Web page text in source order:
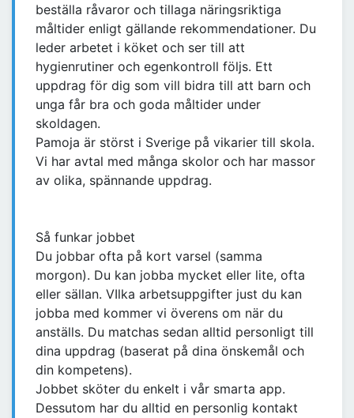
beställa råvaror och tillaga näringsriktiga
måltider enligt gällande rekommendationer. Du
leder arbetet i köket och ser till att
hygienrutiner och egenkontroll följs. Ett
uppdrag för dig som vill bidra till att barn och
unga får bra och goda måltider under
skoldagen.
Pamoja är störst i Sverige på vikarier till skola.
Vi har avtal med många skolor och har massor
av olika, spännande uppdrag.
Så funkar jobbet
Du jobbar ofta på kort varsel (samma
morgon). Du kan jobba mycket eller lite, ofta
eller sällan. VIlka arbetsuppgifter just du kan
jobba med kommer vi överens om när du
anställs. Du matchas sedan alltid personligt till
dina uppdrag (baserat på dina önskemål och
din kompetens).
Jobbet sköter du enkelt i vår smarta app.
Dessutom har du alltid en personlig kontakt